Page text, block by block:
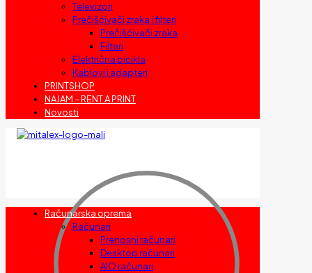
Televizori
Prečišćivači zraka i filteri
Prečišćivači zraka
Filteri
Električna bicikla
Kablovi i adapteri
PRINTSHOP
NAJAM – RENT A PRINT
Novosti
Računarska oprema
Računari
Prenosni računari
Desktop računari
AIO računari